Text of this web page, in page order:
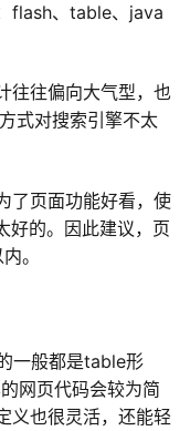
flash、table、java
往往偏向大气型，也
式对搜索引擎不太
了页面功能好看，使
好的。因此建议，页
。
一般都是table形
网页代码会较为简
义也很灵活，还能轻